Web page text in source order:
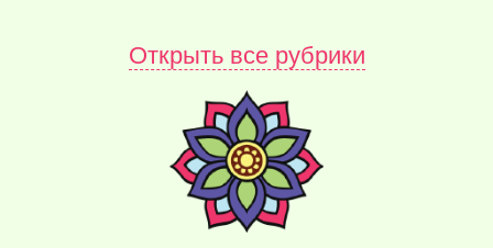
Открыть все рубрики